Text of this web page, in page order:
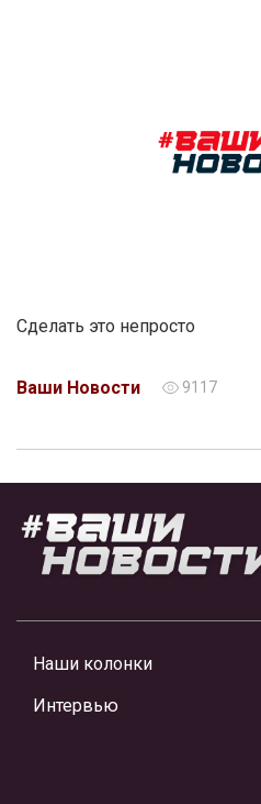
Сделать это непросто
Ваши Новости 9117
Наши колонки
Интервью